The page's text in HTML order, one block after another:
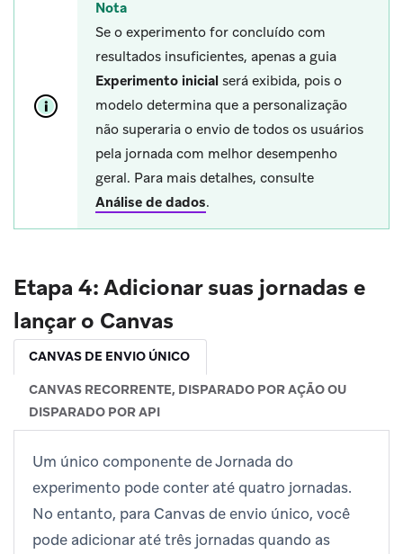
Nota
Se o experimento for concluído com
resultados insuficientes, apenas a guia
Experimento inicial será exibida, pois o
modelo determina que a personalização
não superaria o envio de todos os usuários
pela jornada com melhor desempenho
geral. Para mais detalhes, consulte
Análise de dados.
Etapa 4: Adicionar suas jornadas e
lançar o Canvas
CANVAS DE ENVIO ÚNICO
CANVAS RECORRENTE, DISPARADO POR AÇÃO OU
DISPARADO POR API
Um único componente de Jornada do
experimento pode conter até quatro jornadas.
No entanto, para Canvas de envio único, você
pode adicionar até três jornadas quando as